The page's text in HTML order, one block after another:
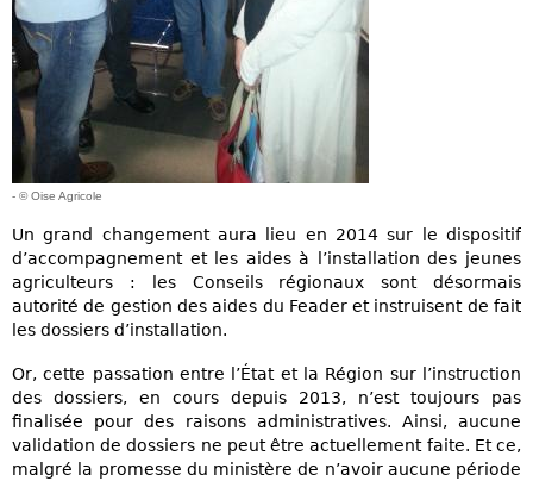
- © Oise Agricole
Un grand changement aura lieu en 2014 sur le dispositif
d’accompagnement et les aides à l’installation des jeunes
agriculteurs : les Conseils régionaux sont désormais
autorité de gestion des aides du Feader et instruisent de fait
les dossiers d’installation.
Or, cette passation entre l’État et la Région sur l’instruction
des dossiers, en cours depuis 2013, n’est toujours pas
finalisée pour des raisons administratives. Ainsi, aucune
validation de dossiers ne peut être actuellement faite. Et ce,
malgré la promesse du ministère de n’avoir aucune période